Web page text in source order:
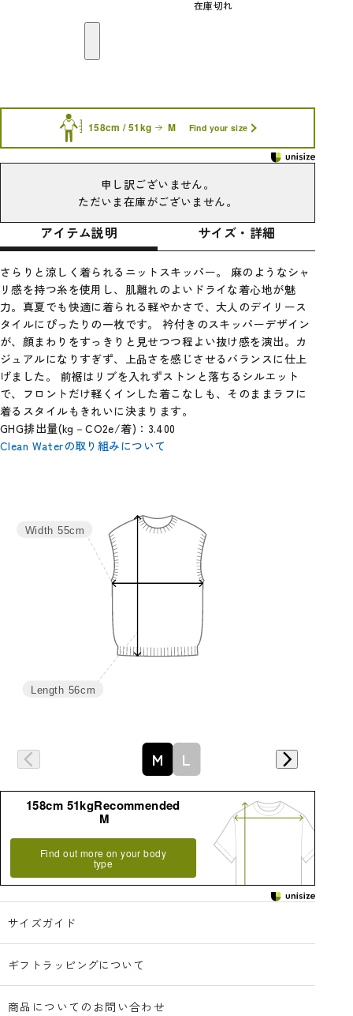
在庫切れ
158cm / 51kg M Find your size
申し訳ございません。
ただいま在庫がございません。
アイテム説明 サイズ・詳細
さらりと涼しく着られるニットスキッパー。 麻のようなシャ
リ感を持つ糸を使用し、肌離れのよいドライな着心地が魅
力。真夏でも快適に着られる軽やかさで、大人のデイリース
タイルにぴったりの一枚です。 衿付きのスキッパーデザイン
が、顔まわりをすっきりと見せつつ程よい抜け感を演出。カ
ジュアルになりすぎず、上品さを感じさせるバランスに仕上
げました。 前裾はリブを入れずストンと落ちるシルエット
で、フロントだけ軽くインした着こなしも、そのままラフに
着るスタイルもきれいに決まります。
GHG排出量(kg－CO2e/着)：3.400
Clean Waterの取り組みについて
56 87
Length 56cm
Width 55cm
M L
158cm 51kgRecommended
M
Find out more on your body
type
サイズガイド
ギフトラッピングについて
商品についてのお問い合わせ